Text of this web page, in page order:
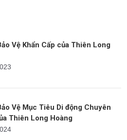
Vệ Khẩn Cấp của Thiên Long
Vệ Mục Tiêu Di động Chuyên
Thiên Long Hoàng